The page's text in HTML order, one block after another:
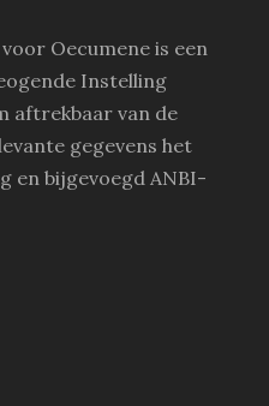
Oecumene is een
Instelling
aftrekbaar van de
gegevens het
en bijgevoegd ANBI-